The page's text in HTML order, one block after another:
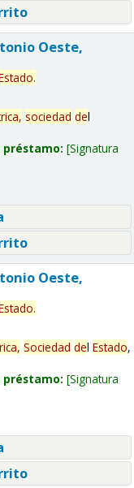
Oeste,
.
sociedad del
préstamo: Signatura
Oeste,
.
Sociedad del Estado,
préstamo: Signatura